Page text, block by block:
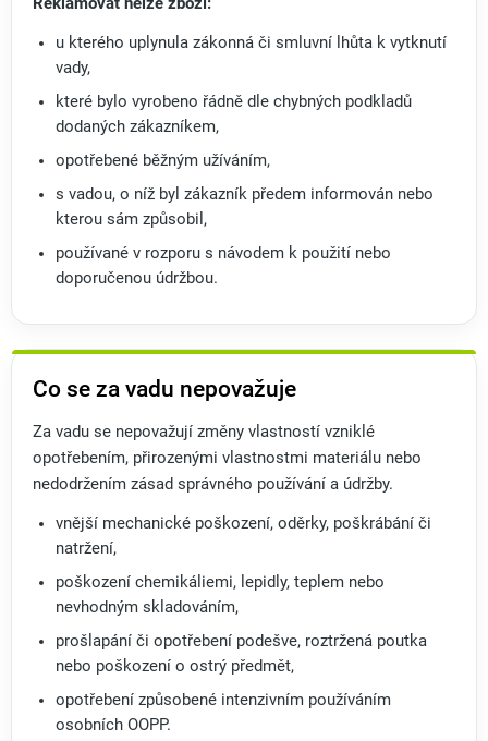
Reklamovat nelze zboží:
u kterého uplynula zákonná či smluvní lhůta k vytknutí
vady,
které bylo vyrobeno řádně dle chybných podkladů
dodaných zákazníkem,
opotřebené běžným užíváním,
s vadou, o níž byl zákazník předem informován nebo
kterou sám způsobil,
používané v rozporu s návodem k použití nebo
doporučenou údržbou.
Co se za vadu nepovažuje
Za vadu se nepovažují změny vlastností vzniklé
opotřebením, přirozenými vlastnostmi materiálu nebo
nedodržením zásad správného používání a údržby.
vnější mechanické poškození, oděrky, poškrábání či
natržení,
poškození chemikáliemi, lepidly, teplem nebo
nevhodným skladováním,
prošlapání či opotřebení podešve, roztržená poutka
nebo poškození o ostrý předmět,
opotřebení způsobené intenzivním používáním
osobních OOPP.